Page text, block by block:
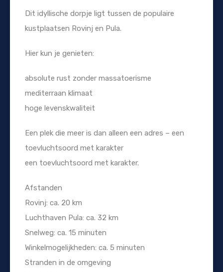
Dit idyllische dorpje ligt tussen de populaire
kustplaatsen Rovinj en Pula.
Hier kun je genieten:
absolute rust zonder massatoerisme
mediterraan klimaat
hoge levenskwaliteit
Een plek die meer is dan alleen een adres – een
toevluchtsoord met karakter
een toevluchtsoord met karakter.
Afstanden
Rovinj: ca. 20 km
Luchthaven Pula: ca. 32 km
Snelweg: ca. 15 minuten
Winkelmogelijkheden: ca. 5 minuten
Stranden in de omgeving